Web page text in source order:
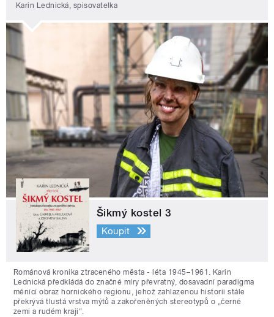
Karin Lednická, spisovatelka
Šikmý kostel 3
Koupit
Románová kronika ztraceného města - léta 1945–1961. Karin
Lednická předkládá do značné míry převratný, dosavadní paradigma
měnící obraz hornického regionu, jehož zahlazenou historii stále
překrývá tlustá vrstva mýtů a zakořeněných stereotypů o „černé
zemi a rudém kraji“.